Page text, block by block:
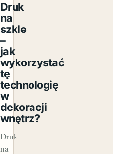
Druk
na
szkle
–
jak
wykorzystać
tę
technologię
w
dekoracji
wnętrz?
Druk
na